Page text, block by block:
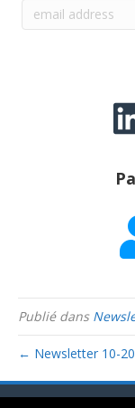
Publié dans
← Newsletter 10-